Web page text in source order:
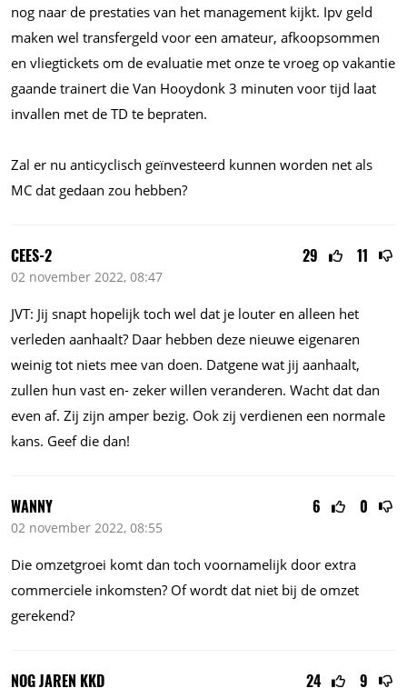
nog naar de prestaties van het management kijkt. Ipv geld
maken wel transfergeld voor een amateur, afkoopsommen
en vliegtickets om de evaluatie met onze te vroeg op vakantie
gaande trainert die Van Hooydonk 3 minuten voor tijd laat
invallen met de TD te bepraten.
Zal er nu anticyclisch geïnvesteerd kunnen worden net als
MC dat gedaan zou hebben?
29 11
CEES-2
02 november 2022, 08:47
JVT: Jij snapt hopelijk toch wel dat je louter en alleen het
verleden aanhaalt? Daar hebben deze nieuwe eigenaren
weinig tot niets mee van doen. Datgene wat jij aanhaalt,
zullen hun vast en- zeker willen veranderen. Wacht dat dan
even af. Zij zijn amper bezig. Ook zij verdienen een normale
kans. Geef die dan!
6 0
WANNY
02 november 2022, 08:55
Die omzetgroei komt dan toch voornamelijk door extra
commerciele inkomsten? Of wordt dat niet bij de omzet
gerekend?
24 9
NOG JAREN KKD